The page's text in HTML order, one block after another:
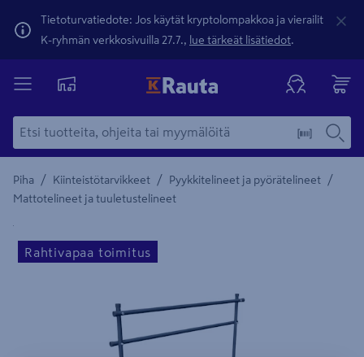
Tietoturvatiedote: Jos käytät kryptolompakkoa ja vierailit
K-ryhmän verkkosivuilla 27.7., lue tärkeät lisätiedot.
Piha / Kiinteistötarvikkeet / Pyykkitelineet ja pyörätelineet /
Mattotelineet ja tuuletustelineet
Yksityiskohtainen kuvaus löytyy Tuotteen kuvaus -
Rahtivapaa toimitus